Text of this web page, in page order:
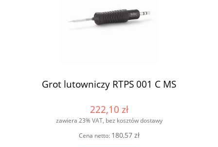
Grot lutowniczy RTPS 001 C MS
222,10 zł
zawiera 23% VAT, bez kosztów dostawy
Cena netto: 180,57 zł